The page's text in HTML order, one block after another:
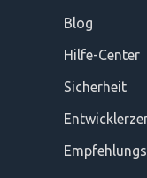
Blog
Hilfe-Center
Sicherheit